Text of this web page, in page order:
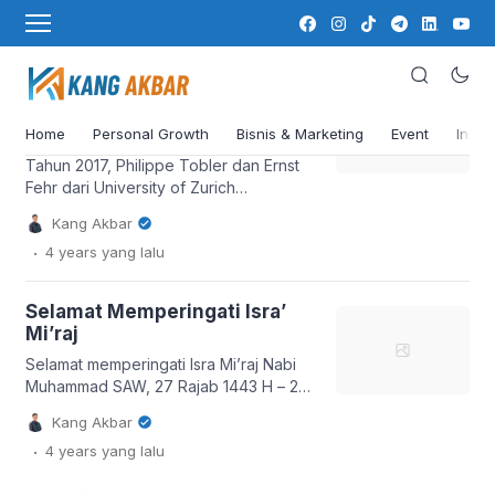
Home Personal Growth Bisnis & Marketing Event
solid peduli
Peduli Terhadap Orang Lain
Kebahagiaan
Tahun 2017, Philippe Tobler dan Ernst
Fehr dari University of Zurich
partisipan yang menerima uang dan
harus dibelanjakan. Sebagian
untuk dirinya sendiri. Hasilnya,
melakukan sesuatu yang baik untuk
orang lain ternyata meningkatkan suatu
sinyal di otak yang diikuti meluapnya
[…]
Kang Akbar
. 4 years yang lalu
Selamat Memperingati Isra’
Mi’raj
Selamat memperingati Isra Mi’raj Nabi
Muhammad SAW, 27 Rajab 1443 H – 28
adalah satu diantara tahapan yang pas
untuk belajar. Kita bisa mendapat
Kang Akbar
. 4 years yang lalu